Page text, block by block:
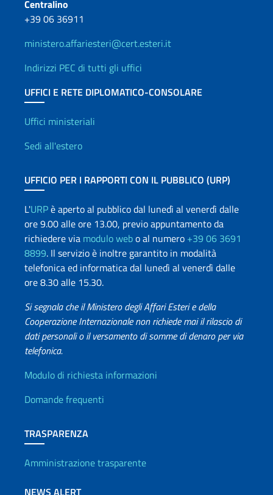
Centralino
+39 06 36911
ministero.affariesteri@cert.esteri.it
Indirizzi PEC di tutti gli uffici
UFFICI E RETE DIPLOMATICO-CONSOLARE
Uffici e Rete diplomatica
Uffici ministeriali
Sedi all'estero
UFFICIO PER I RAPPORTI CON IL PUBBLICO (URP)
L'URPè aperto al pubblico dal lunedì al venerdì dalle
ore 9.00 alle ore 13.00, previo appuntamento da
richiedere via modulo webo al numero +39 06 3691
8899. Il servizio è inoltre garantito in modalità
telefonica ed informatica dal lunedì al venerdì dalle
ore 8.30 alle 15.30.
Si segnala che il Ministero degli Affari Esteri e della
Cooperazione Internazionale non richiede mai il rilascio di
dati personali o il versamento di somme di denaro per via
telefonica.
Info utili
Modulo di richiesta informazioni
Domande frequenti
TRASPARENZA
Amministrazione trasparente
NEWS ALERT